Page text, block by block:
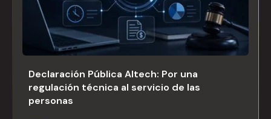
Declaración Pública Altech: Por una
regulación técnica al servicio de las
personas